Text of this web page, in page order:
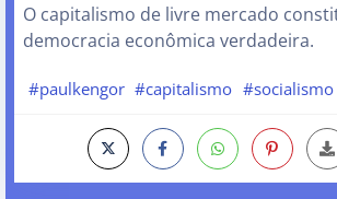
O capitalismo de livre mercado
democracia econômica verdadeira.
#paulkengor #capitalismo #socialismo